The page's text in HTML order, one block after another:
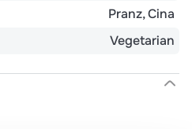
Pranz Cina
Vegetarian